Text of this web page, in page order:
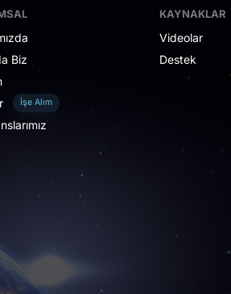
Biz
İşe Alım
KAYNAKLAR
Videolar
Destek